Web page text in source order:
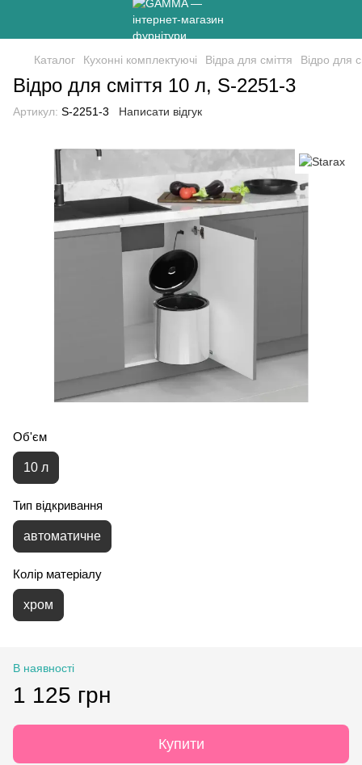
Каталог Кухонні комплектуючі Відра для сміття Відро для
Відро для сміття 10 л, S-2251-3
Артикул: S-2251-3 Написати відгук
Об'єм
10 л
Тип відкривання
автоматичне
Колір матеріалу
хром
В наявності
1 125 грн
Купити